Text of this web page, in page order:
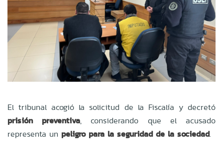
El tribunal acogió la solicitud de la Fiscalía y decretó
prisión preventiva, considerando que el acusado
representa un peligro para la seguridad de la sociedad.